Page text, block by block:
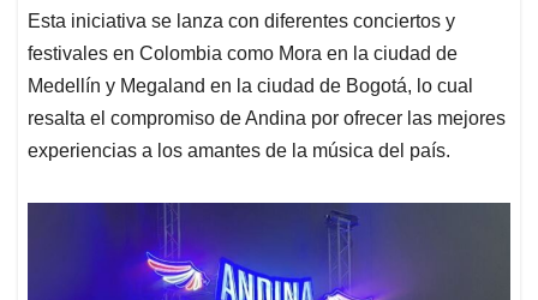
Esta iniciativa se lanza con diferentes conciertos y
festivales en Colombia como Mora en la ciudad de
Medellín y Megaland en la ciudad de Bogotá, lo cual
resalta el compromiso de Andina por ofrecer las mejores
experiencias a los amantes de la música del país.